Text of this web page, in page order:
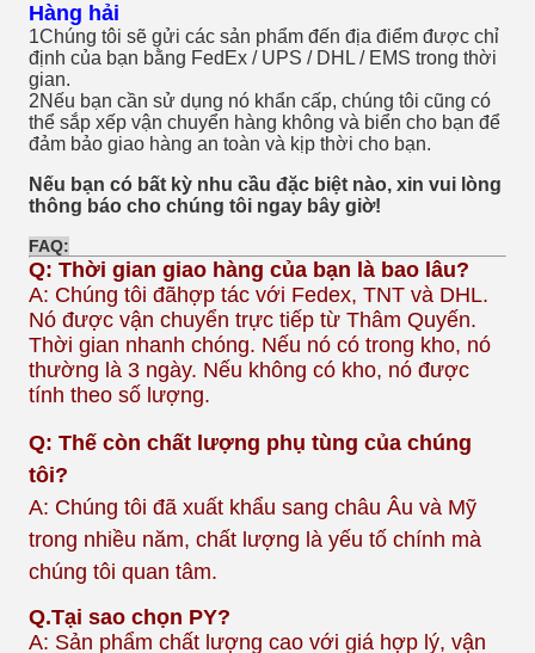
Hàng hải
1Chúng tôi sẽ gửi các sản phẩm đến địa điểm được chỉ
định của bạn bằng FedEx / UPS / DHL / EMS trong thời
gian.
2Nếu bạn cần sử dụng nó khẩn cấp, chúng tôi cũng có
thể sắp xếp vận chuyển hàng không và biển cho bạn để
đảm bảo giao hàng an toàn và kịp thời cho bạn.
Nếu bạn có bất kỳ nhu cầu đặc biệt nào, xin vui lòng
thông báo cho chúng tôi ngay bây giờ!
FAQ:
Q: Thời gian giao hàng của bạn là bao lâu?
A: Chúng tôi đãhợp tác với Fedex, TNT và DHL.
Nó được vận chuyển trực tiếp từ Thâm Quyến.
Thời gian nhanh chóng. Nếu nó có trong kho, nó
thường là 3 ngày. Nếu không có kho, nó được
tính theo số lượng.
Q: Thế còn chất lượng phụ tùng của chúng
tôi?
A: Chúng tôi đã xuất khẩu sang châu Âu và Mỹ
trong nhiều năm, chất lượng là yếu tố chính mà
chúng tôi quan tâm.
Q.Tại sao chọn PY?
A: Sản phẩm chất lượng cao với giá hợp lý, vận